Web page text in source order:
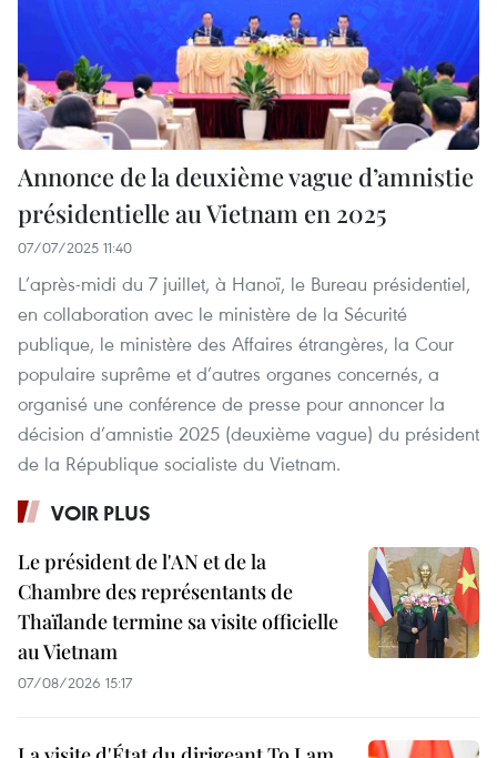
Annonce de la deuxième vague d’amnistie
présidentielle au Vietnam en 2025
07/07/2025 11:40
L’après-midi du 7 juillet, à Hanoï, le Bureau présidentiel,
en collaboration avec le ministère de la Sécurité
publique, le ministère des Affaires étrangères, la Cour
populaire suprême et d’autres organes concernés, a
organisé une conférence de presse pour annoncer la
décision d’amnistie 2025 (deuxième vague) du président
de la République socialiste du Vietnam.
VOIR PLUS
Le président de l'AN et de la
Chambre des représentants de
Thaïlande termine sa visite officielle
au Vietnam
07/08/2026 15:17